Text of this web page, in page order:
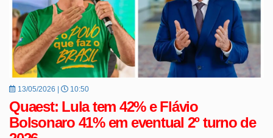
13/05/2026 | 10:50
Quaest: Lula tem 42% e Flávio
Bolsonaro 41% em eventual 2º turno de